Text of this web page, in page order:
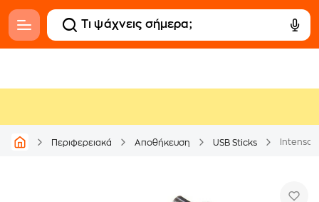
Περιφερειακά Αποθήκευση USB Sticks Intenso